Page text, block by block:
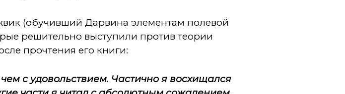
(обучивший Дарвина элементам полевой
решительно выступили против теории
прочтения его книги:
с удовольствием. Частично я восхищался